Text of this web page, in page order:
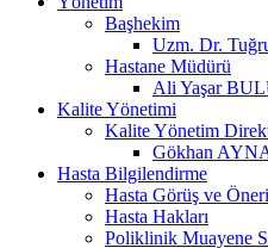
Başhekim
Uzm. Dr.
Hastane Müdürü
Ali Yaşar
Kalite Yönetimi
Kalite Yönetim
Gökhan
Hasta Bilgilendirme
Hasta Görüş ve
Hasta Hakları
Poliklinik Muayene